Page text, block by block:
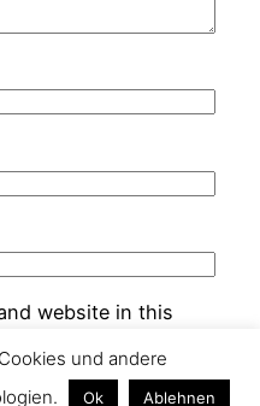
website in this
und andere
Ok Ablehnen